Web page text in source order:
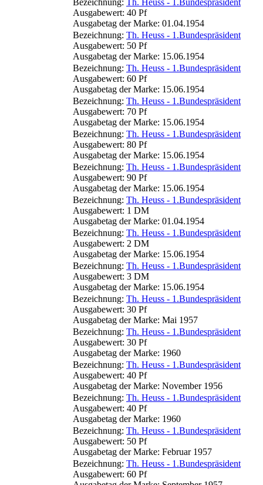
Ausgabewert: 40 Pf
Ausgabetag der Marke: 01.04.1954
Bezeichnung: Th. Heuss - 1.Bundespräsident
Ausgabewert: 50 Pf
Ausgabetag der Marke: 15.06.1954
Bezeichnung: Th. Heuss - 1.Bundespräsident
Ausgabewert: 60 Pf
Ausgabetag der Marke: 15.06.1954
Bezeichnung: Th. Heuss - 1.Bundespräsident
Ausgabewert: 70 Pf
Ausgabetag der Marke: 15.06.1954
Bezeichnung: Th. Heuss - 1.Bundespräsident
Ausgabewert: 80 Pf
Ausgabetag der Marke: 15.06.1954
Bezeichnung: Th. Heuss - 1.Bundespräsident
Ausgabewert: 90 Pf
Ausgabetag der Marke: 15.06.1954
Bezeichnung: Th. Heuss - 1.Bundespräsident
Ausgabewert: 1 DM
Ausgabetag der Marke: 01.04.1954
Bezeichnung: Th. Heuss - 1.Bundespräsident
Ausgabewert: 2 DM
Ausgabetag der Marke: 15.06.1954
Bezeichnung: Th. Heuss - 1.Bundespräsident
Ausgabewert: 3 DM
Ausgabetag der Marke: 15.06.1954
Bezeichnung: Th. Heuss - 1.Bundespräsident
Ausgabewert: 30 Pf
Ausgabetag der Marke: Mai 1957
Bezeichnung: Th. Heuss - 1.Bundespräsident
Ausgabewert: 30 Pf
Ausgabetag der Marke: 1960
Bezeichnung: Th. Heuss - 1.Bundespräsident
Ausgabewert: 40 Pf
Ausgabetag der Marke: November 1956
Bezeichnung: Th. Heuss - 1.Bundespräsident
Ausgabewert: 40 Pf
Ausgabetag der Marke: 1960
Bezeichnung: Th. Heuss - 1.Bundespräsident
Ausgabewert: 50 Pf
Ausgabetag der Marke: Februar 1957
Bezeichnung: Th. Heuss - 1.Bundespräsident
Ausgabewert: 60 Pf